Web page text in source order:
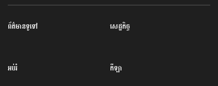
ព័ត៌មានទូទៅ សេដ្ឋកិច្ច
អប់រំ កីឡា